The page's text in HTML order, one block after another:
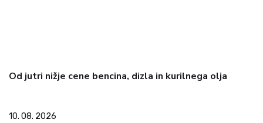
Od jutri nižje cene bencina, dizla in kurilnega olja
10. 08. 2026